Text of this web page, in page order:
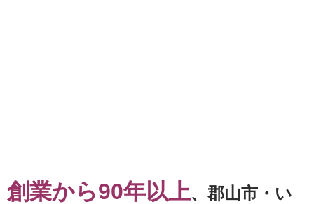
創業から90年以上、郡山市・い